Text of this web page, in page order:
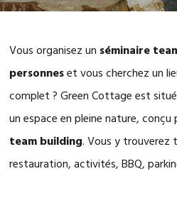
Vous organisez un séminaire
personneset vous cherchez un
complet ? Green Cottage est
un espace en pleine nature, conçu
team building. Vous y trouverez
restauration, activités, BBQ,